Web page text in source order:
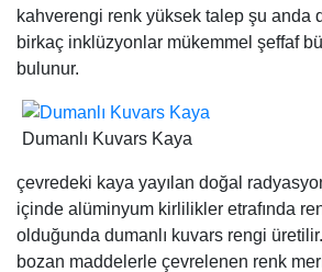
kahverengi renk yüksek talep şu anda
birkaç inklüzyonlar mükemmel şeffaf
bulunur.
Dumanlı Kuvars Kaya
çevredeki kaya yayılan doğal
içinde alüminyum kirlilikler etrafında
olduğunda dumanlı kuvars rengi üretilir.
bozan maddelerle çevrelenen renk